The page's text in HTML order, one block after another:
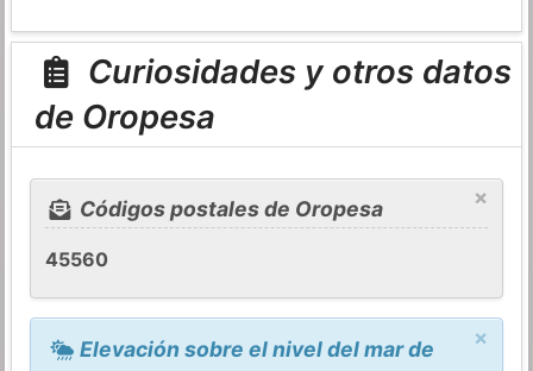
Curiosidades y otros datos
de Oropesa
×
Códigos postales de Oropesa
45560
×
Elevación sobre el nivel del mar de